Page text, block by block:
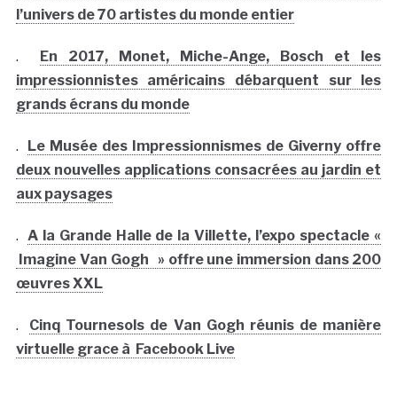
l’univers de 70 artistes du monde entier
. En 2017, Monet, Miche-Ange, Bosch et les
impressionnistes américains débarquent sur les
grands écrans du monde
. Le Musée des Impressionnismes de Giverny offre
deux nouvelles applications consacrées au jardin et
aux paysages
. A la Grande Halle de la Villette, l’expo spectacle «
Imagine Van Gogh » offre une immersion dans 200
œuvres XXL
. Cinq Tournesols de Van Gogh réunis de manière
virtuelle grace à Facebook Live